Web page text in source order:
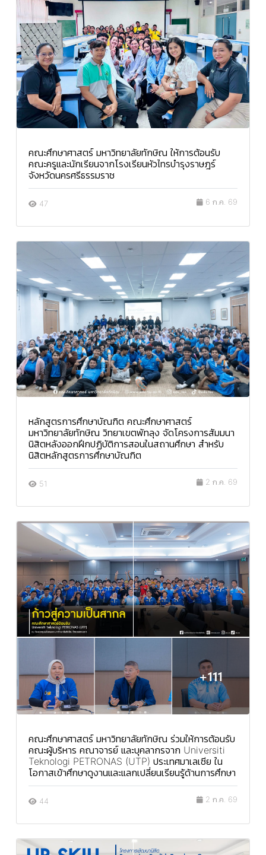
คณะศึกษาศาสตร์ มหาวิทยาลัยทักษิณ ให้การต้อนรับ
คณะครูและนักเรียนจากโรงเรียนหัวไทรบำรุงราษฎร์
จังหวัดนครศรีธรรมราช
47 6 ก.ค. 69
หลักสูตรการศึกษาบัณฑิต คณะศึกษาศาสตร์
มหาวิทยาลัยทักษิณ วิทยาเขตพัทลุง จัดโครงการสัมมนา
นิสิตหลังออกฝึกปฏิบัติการสอนในสถานศึกษา สำหรับ
นิสิตหลักสูตรการศึกษาบัณฑิต
51 2 ก.ค. 69
คณะศึกษาศาสตร์ มหาวิทยาลัยทักษิณ ร่วมให้การต้อนรับ
คณะผู้บริหาร คณาจารย์ และบุคลากรจาก Universiti
Teknologi PETRONAS (UTP) ประเทศมาเลเซีย ใน
โอกาสเข้าศึกษาดูงานและแลกเปลี่ยนเรียนรู้ด้านการศึกษา
44 2 ก.ค. 69